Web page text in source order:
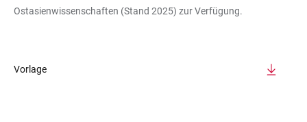
Ostasienwissenschaften (Stand 2025) zur Verfügung.
Vorlage